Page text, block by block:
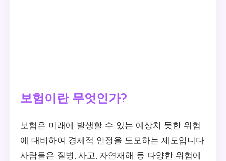
보험이란 무엇인가?
보험은 미래에 발생할 수 있는 예상치 못한 위험
에 대비하여 경제적 안정을 도모하는 제도입니다.
사람들은 질병, 사고, 자연재해 등 다양한 위험에